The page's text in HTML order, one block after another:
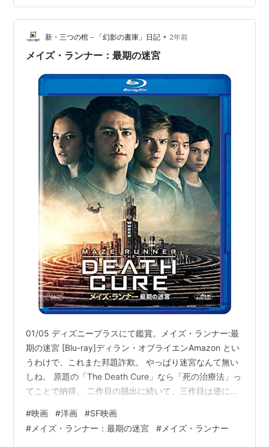
行ってみましょう！！
新・三つの棺－「幻影の書庫」日記 • 2年前
メイズ・ランナー：最期の迷宮
01/05 ディズニープラスにて鑑賞。メイズ・ランナー:最
期の迷宮 [Blu-ray]ディラン・オブライエンAmazon とい
うわけで、これまた邦題詐欺。 やっぱり迷宮なんて無い
しね。 原題の「The Death Cure」なら「死の治療法」っ
てことで納得。 二作目の脱出に続いて、三作目は逆に侵
ションのダイナミックスさもあって、二作目よりはま
し。 ただ、結局最後までぶれぶれだったよなぁ。 なんの
#映画 #洋画 #SF映画
#メイズ・ランナー：最期の迷宮 #メイズ・ランナー